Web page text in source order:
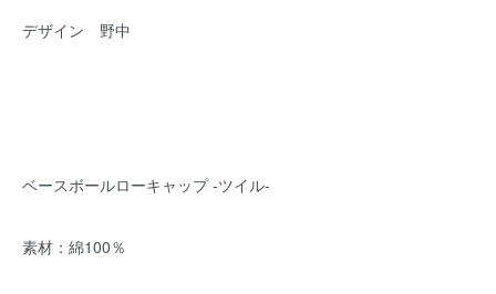
デザイン 野中
ベースボールローキャップ -ツイル-
素材：綿100％